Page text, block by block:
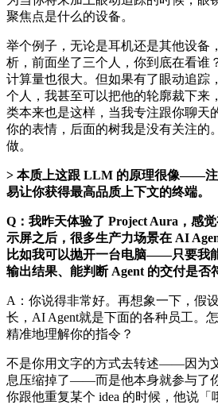
聚焦点是什么的设备。
举个例子，无论是耳机还是其他设备
析，前面坐了三个人，你到底在看谁
计算量也很大。但如果有了眼动追踪
个人，我甚至可以把他的轮廓裁下来
类本来也是这样，当我专注跟你聊天
你的表情，后面的树我是没有关注的
做。
> 本质上这跟 LLM 的原理很像——注
易让你获得最高品质上下文的终端。
Q：我昨天体验了 Project Aura，感
示屏之后，很多生产力场景在 AI
比如我可以抛开一台电脑——只要我
输出结果、能判断 Agent 的交付是否
A：你说得非常好。再想象一下，假
长，AI Agent就是下面的各种员工。
精准地理解你的指令？
不是你用文字的方式去转述——因为
息压缩掉了——而是他本身就参与了
你跟他重复某个 idea 的时候，他说「